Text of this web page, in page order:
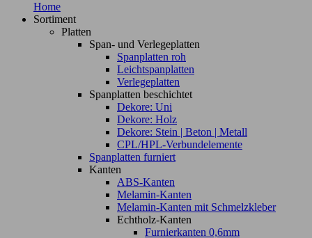
Home
Sortiment
Platten
Span- und Verlegeplatten
Spanplatten roh
Leichtspanplatten
Verlegeplatten
Spanplatten beschichtet
Dekore: Uni
Dekore: Holz
Dekore: Stein | Beton | Metall
CPL/HPL-Verbundelemente
Spanplatten furniert
Kanten
ABS-Kanten
Melamin-Kanten
Melamin-Kanten mit Schmelzkleber
Echtholz-Kanten
Furnierkanten 0,6mm